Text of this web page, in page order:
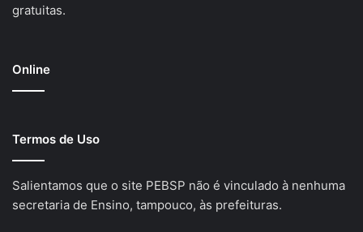
gratuitas.
Online
Termos de Uso
Salientamos que o site PEBSP não é vinculado à nenhuma
secretaria de Ensino, tampouco, às prefeituras.